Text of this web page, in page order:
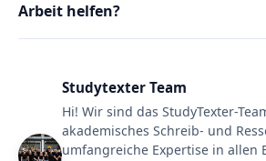
Arbeit helfen?
Studytexter Team
Hi! Wir sind das StudyTexter-
akademisches Schreib- und
umfangreiche Expertise in allen